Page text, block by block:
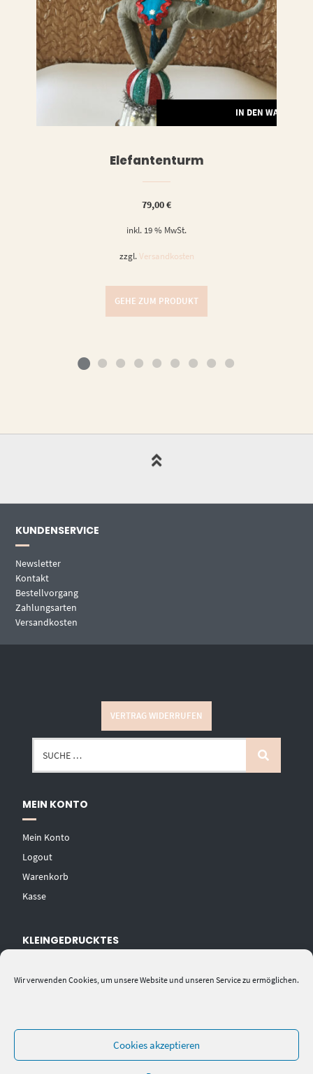
Wir verwenden Cookies, um unsere Website und unseren Service zu ermöglichen.
Cookies akzeptieren
IN DEN
Elefantenturm
79,00€
inkl. 19 % MwSt.
zzgl. Versandkosten
GEHE ZUM PRODUKT
KUNDENSERVICE
Newsletter
Kontakt
Bestellvorgang
Zahlungsarten
Versandkosten
VERTRAG WIDERRUFEN
MEIN KONTO
Mein Konto
Logout
Warenkorb
Kasse
KLEINGEDRUCKTES
Impressum